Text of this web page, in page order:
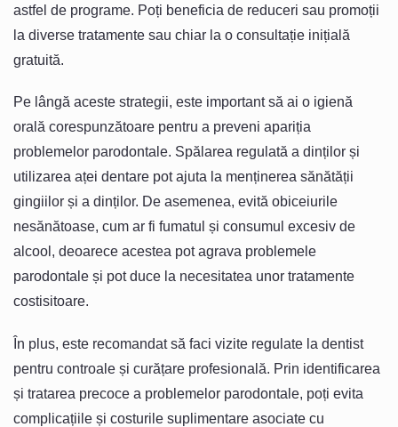
astfel de programe. Poți beneficia de reduceri sau promoții
la diverse tratamente sau chiar la o consultație inițială
gratuită.
Pe lângă aceste strategii, este important să ai o igienă
orală corespunzătoare pentru a preveni apariția
problemelor parodontale. Spălarea regulată a dinților și
utilizarea aței dentare pot ajuta la menținerea sănătății
gingiilor și a dinților. De asemenea, evită obiceiurile
nesănătoase, cum ar fi fumatul și consumul excesiv de
alcool, deoarece acestea pot agrava problemele
parodontale și pot duce la necesitatea unor tratamente
costisitoare.
În plus, este recomandat să faci vizite regulate la dentist
pentru controale și curățare profesională. Prin identificarea
și tratarea precoce a problemelor parodontale, poți evita
complicațiile și costurile suplimentare asociate cu